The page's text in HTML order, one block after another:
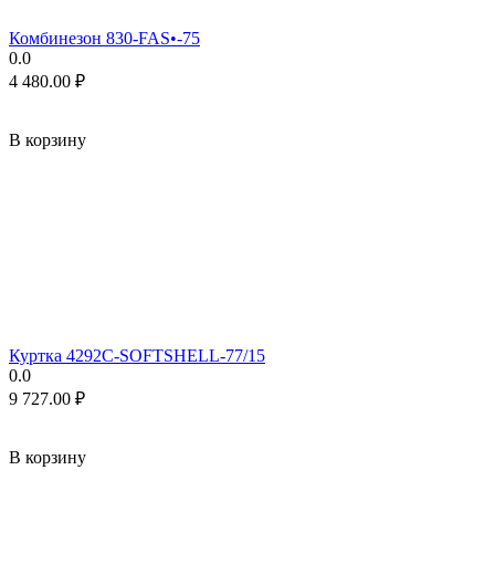
Комбинезон 830-FAS•-75
0.0
4 480.00 ₽
В корзину
Куртка 4292C-SOFTSHELL-77/15
0.0
9 727.00 ₽
В корзину